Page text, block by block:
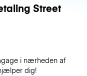
Street
i nærheden af
dig!